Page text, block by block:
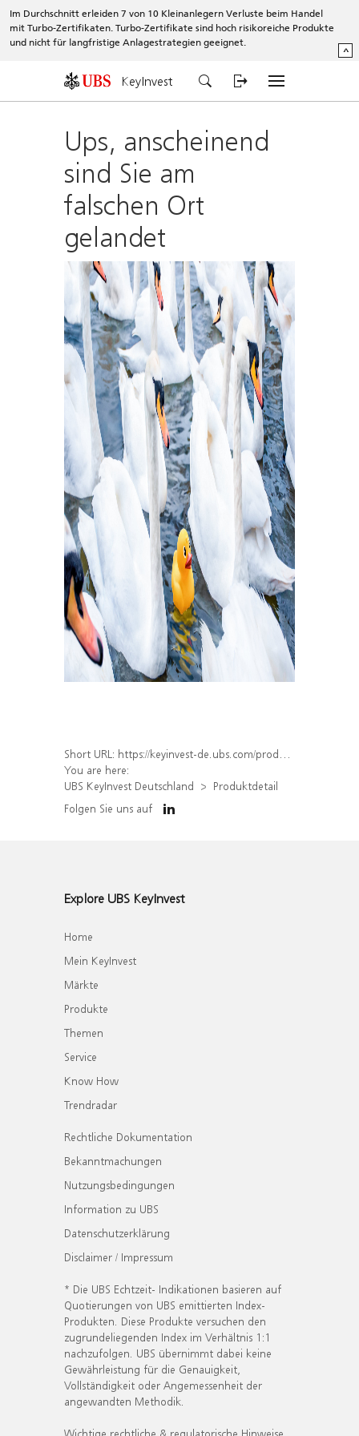
Im Durchschnitt erleiden 7 von 10 Kleinanlegern Verluste beim Handel
mit Turbo-Zertifikaten. Turbo-Zertifikate sind hoch risikoreiche Produkte
und nicht für langfristige Anlagestrategien geeignet.
^
KeyInvest
Ups, anscheinend
sind Sie am
falschen Ort
gelandet
Short URL: https://keyinvest-de.ubs.com/produkt/detail/index/isin/DE000WA66903
You are here:
UBS KeyInvest Deutschland
Produktdetail
Folgen Sie uns auf
Explore UBS KeyInvest
Home
Mein KeyInvest
Märkte
Produkte
Themen
Service
Know How
Trendradar
Rechtliche Dokumentation
Bekanntmachungen
Nutzungsbedingungen
Information zu UBS
Datenschutzerklärung
Disclaimer / Impressum
* Die UBS Echtzeit- Indikationen basieren auf
Quotierungen von UBS emittierten Index-
Produkten. Diese Produkte versuchen den
zugrundeliegenden Index im Verhältnis 1:1
nachzufolgen. UBS übernimmt dabei keine
Gewährleistung für die Genauigkeit,
Vollständigkeit oder Angemessenheit der
angewandten Methodik.